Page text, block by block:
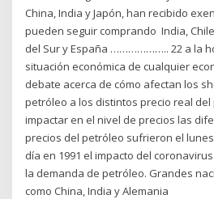
China, India y Japón, han recibido
pueden seguir comprando India,
del Sur y España ……………….. 22 a la
situación económica de cualquier
debate acerca de cómo afectan los
petróleo a los distintos precio real
impactar en el nivel de precios las
precios del petróleo sufrieron el
día en 1991 el impacto del
la demanda de petróleo. Grandes
como China, India y Alemania